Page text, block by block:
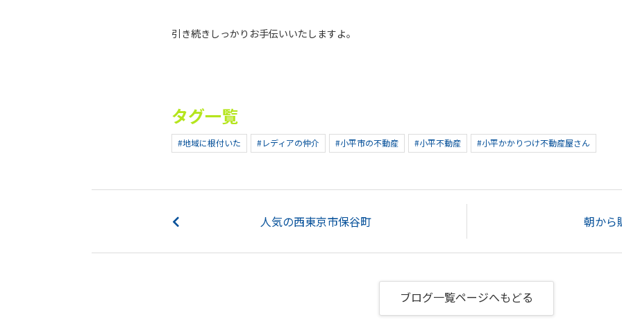
引き続きしっかりお手伝いいたしますよ。
タグ一覧
#地域に根付いた #レディアの仲介 #小平市の不動産 #小平不動産 #小平かかりつけ不動産屋さん
人気の西東京市保谷町 朝から
ブログ一覧ページへもどる